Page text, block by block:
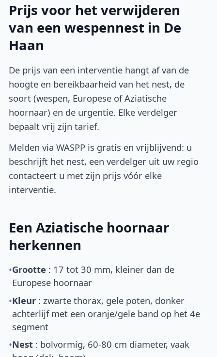
Prijs voor het verwijderen
van een wespennest in De
Haan
De prijs van een interventie hangt af van de
hoogte en bereikbaarheid van het nest, de
soort (wespen, Europese of Aziatische
hoornaar) en de urgentie. Elke verdelger
bepaalt vrij zijn tarief.
Melden via WASPP is gratis en vrijblijvend: u
beschrijft het nest, een verdelger uit uw regio
contacteert u met zijn prijs vóór elke
interventie.
Een Aziatische hoornaar
herkennen
•Grootte : 17 tot 30 mm, kleiner dan de
Europese hoornaar
•Kleur : zwarte thorax, gele poten, donker
achterlijf met een oranje/gele band op het 4e
segment
•Nest : bolvormig, 60-80 cm diameter, vaak